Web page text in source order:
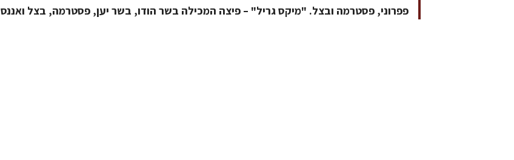
פפרוני, פסטרמה ובצל. "מיקס גריל" – פיצה המכילה בשר הודו, בשר יען, פסטרמה, בצל ואננס